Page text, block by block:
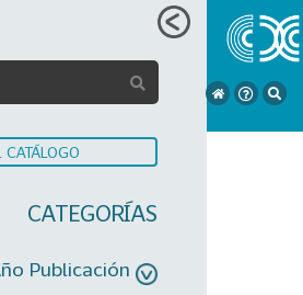
CATÁLOGO
CATEGORÍAS
Publicación